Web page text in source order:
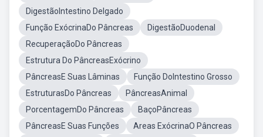
DigestãoIntestino Delgado
Função ExócrinaDo Pâncreas
DigestãoDuodenal
RecuperaçãoDo Pâncreas
Estrutura Do PâncreasExócrino
PâncreasE Suas Lâminas
Função DoIntestino Grosso
EstruturasDo Pâncreas
PâncreasAnimal
PorcentagemDo Pâncreas
BaçoPâncreas
PâncreasE Suas Funções
Areas ExócrinaO Pâncreas